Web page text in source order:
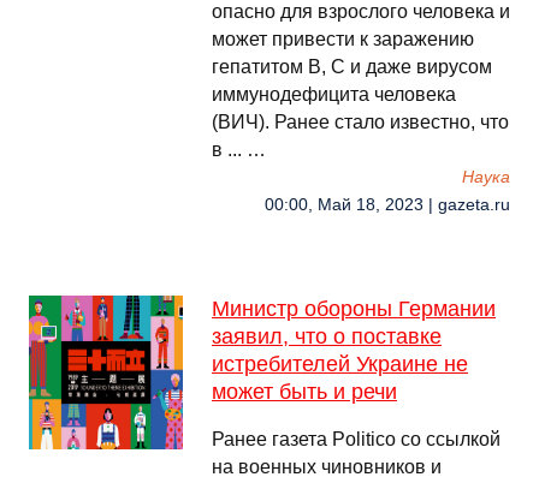
опасно для взрослого человека и
может привести к заражению
гепатитом В, С и даже вирусом
иммунодефицита человека
(ВИЧ). Ранее стало известно, что
в ... …
Наука
00:00, Май 18, 2023 | gazeta.ru
Министр обороны Германии
заявил, что о поставке
истребителей Украине не
может быть и речи
Ранее газета Politico со ссылкой
на военных чиновников и